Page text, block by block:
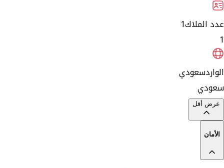
عدد الملاك1
1
الواردسعودي
سعودي
عرض أقل
الأمان